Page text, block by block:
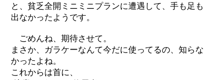
と、貧乏全開ミニミニプランに遭遇して、手も足も
出なかったようです。
ごめんね、期待させて。
まさか、ガラケーなんて今だに使ってるの、知らな
かったよね。
これからは首に、